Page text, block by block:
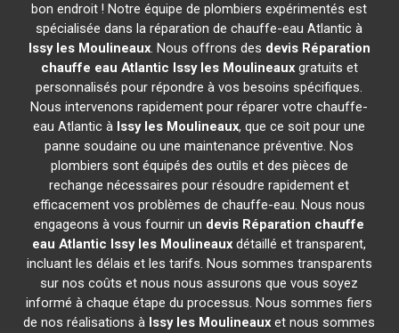
bon endroit ! Notre équipe de plombiers expérimentés est
spécialisée dans la réparation de chauffe-eau Atlantic à
Issy les Moulineaux. Nous offrons des devis Réparation
chauffe eau Atlantic Issy les Moulineauxgratuits et
personnalisés pour répondre à vos besoins spécifiques.
Nous intervenons rapidement pour réparer votre chauffe-
eau Atlantic à Issy les Moulineaux, que ce soit pour une
panne soudaine ou une maintenance préventive. Nos
plombiers sont équipés des outils et des pièces de
rechange nécessaires pour résoudre rapidement et
efficacement vos problèmes de chauffe-eau. Nous nous
engageons à vous fournir un devis Réparation chauffe
eau Atlantic Issy les Moulineaux détaillé et transparent,
incluant les délais et les tarifs. Nous sommes transparents
sur nos coûts et nous nous assurons que vous soyez
informé à chaque étape du processus. Nous sommes fiers
de nos réalisations à Issy les Moulineaux et nous sommes